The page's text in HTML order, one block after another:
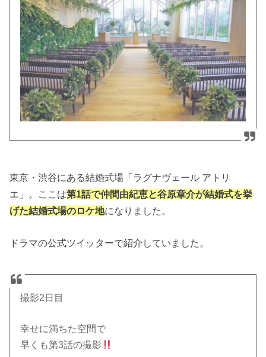
東京・渋谷にある結婚式場「ラグナヴェール アトリ
エ」。ここは第1話で仲間由紀恵と谷原章介が結婚式を挙
げた結婚式場のロケ地になりました。
ドラマの公式ツイッターで紹介していました。
撮影2日目
幸せに満ちた空間で
早くも第3話の撮影